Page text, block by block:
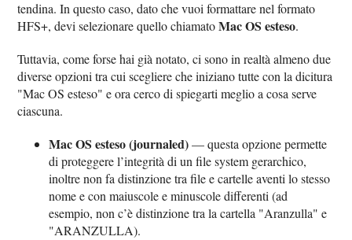
tendina. In questo caso, dato che vuoi formattare nel formato
HFS+, devi selezionare quello chiamatoMac OS esteso.
Tuttavia, come forse hai già notato, ci sono in realtà almeno due
diverse opzioni tra cui scegliere che iniziano tutte con la dicitura
"Mac OS esteso" e ora cerco di spiegarti meglio a cosa serve
ciascuna.
Mac OS esteso (journaled)— questa opzione permette
di proteggere l’integrità di un file system gerarchico,
inoltre non fa distinzione tra file e cartelle aventi lo stesso
nome e con maiuscole e minuscole differenti (ad
esempio, non c’è distinzione tra la cartella "Aranzulla" e
"ARANZULLA).